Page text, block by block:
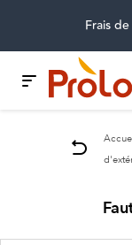
Frais